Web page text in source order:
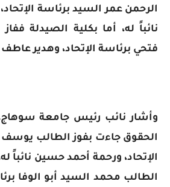
الرحمن عمر السيد برئاسة
نائباً له، أما بكلية الصيدلة
فتحي برئاسة الإتحاد، وهدير
وأشار نائب رئيس جامعة سوهاج،
الحقوق جاءت بفوز الطالب
الإتحاد، ورحمة أحمد حسين نائباً
الطالب محمد السيد أبو الوفا